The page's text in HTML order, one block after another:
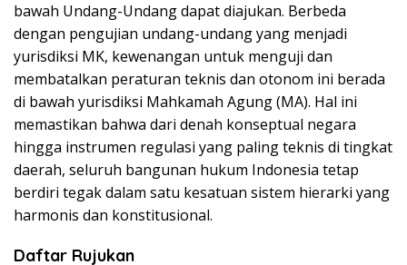
bawah Undang-Undang dapat diajukan. Berbeda
dengan pengujian undang-undang yang menjadi
yurisdiksi MK, kewenangan untuk menguji dan
membatalkan peraturan teknis dan otonom ini berada
di bawah yurisdiksi Mahkamah Agung (MA). Hal ini
memastikan bahwa dari denah konseptual negara
hingga instrumen regulasi yang paling teknis di tingkat
daerah, seluruh bangunan hukum Indonesia tetap
berdiri tegak dalam satu kesatuan sistem hierarki yang
harmonis dan konstitusional.
Daftar Rujukan